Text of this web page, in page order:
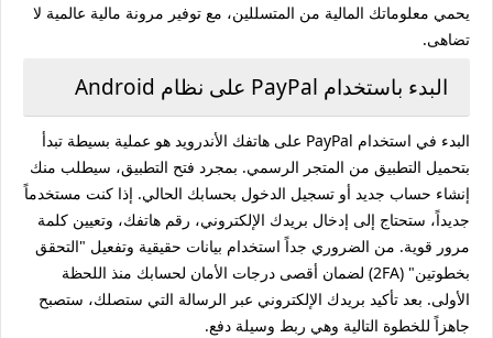
يحمي معلوماتك المالية من المتسللين، مع توفير مرونة مالية عالمية لا
تضاهى.
البدء باستخدام PayPal على نظام Android
البدء في استخدام PayPal على هاتفك الأندرويد هو عملية بسيطة تبدأ
بتحميل التطبيق من المتجر الرسمي. بمجرد فتح التطبيق، سيطلب منك
إنشاء حساب جديد أو تسجيل الدخول بحسابك الحالي. إذا كنت مستخدماً
جديداً، ستحتاج إلى إدخال بريدك الإلكتروني، رقم هاتفك، وتعيين كلمة
مرور قوية. من الضروري جداً استخدام بيانات حقيقية وتفعيل "التحقق
بخطوتين" (2FA) لضمان أقصى درجات الأمان لحسابك منذ اللحظة
الأولى. بعد تأكيد بريدك الإلكتروني عبر الرسالة التي ستصلك، ستصبح
جاهزاً للخطوة التالية وهي ربط وسيلة دفع.